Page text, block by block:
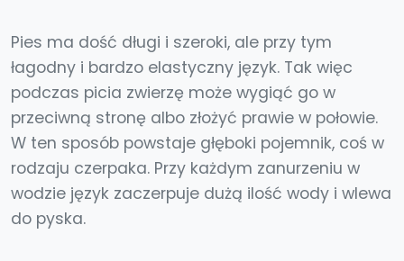
Pies ma dość długi i szeroki, ale przy tym
łagodny i bardzo elastyczny język. Tak więc
podczas picia zwierzę może wygiąć go w
przeciwną stronę albo złożyć prawie w połowie.
W ten sposób powstaje głęboki pojemnik, coś w
rodzaju czerpaka. Przy każdym zanurzeniu w
wodzie język zaczerpuje dużą ilość wody i wlewa
do pyska.